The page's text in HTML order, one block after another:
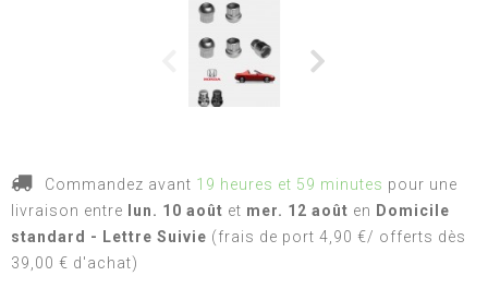
Commandez avant 19 heures et 59 minutes pour une
livraison entre lun. 10 août et mer. 12 août en Domicile
standard - Lettre Suivie (frais de port 4,90 €/ offerts dès
39,00 € d'achat)